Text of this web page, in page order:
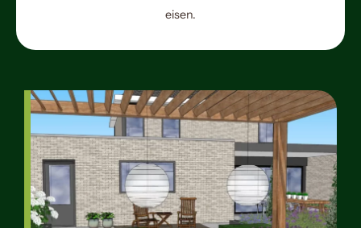
eisen.